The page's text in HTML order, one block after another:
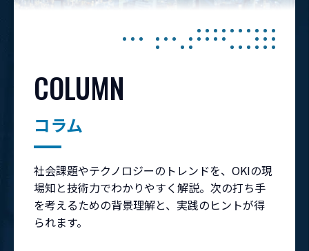
COLUMN
コラム
社会課題やテクノロジーのトレンドを、OKIの現
場知と技術力でわかりやすく解説。次の打ち手
を考えるための背景理解と、実践のヒントが得
られます。